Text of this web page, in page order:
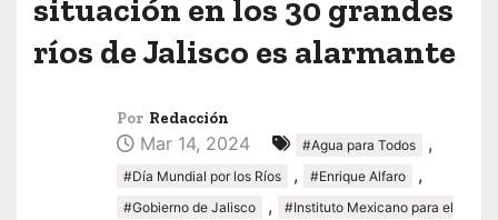
situación en los 30 grandes
ríos de Jalisco es alarmante
Por Redacción
Mar 14, 2024 #Agua para Todos ,
#Día Mundial por los Ríos , #Enrique Alfaro ,
#Gobierno de Jalisco ,
#Instituto Mexicano para el